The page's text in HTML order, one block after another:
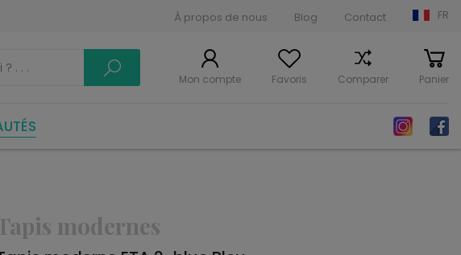
À propos de nous Blog Contact FR
Mon compte Favoris Comparer Panier
modernes